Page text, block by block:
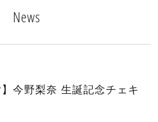
News
今野梨奈 生誕記念チェキ